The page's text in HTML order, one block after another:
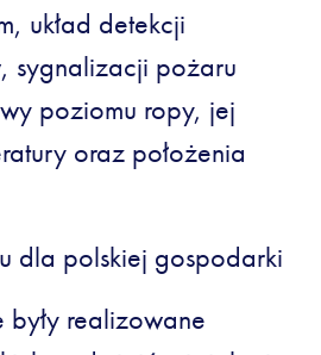
układ detekcji
sygnalizacji pożaru
poziomu ropy, jej
oraz położenia
dla polskiej gospodarki
realizowane